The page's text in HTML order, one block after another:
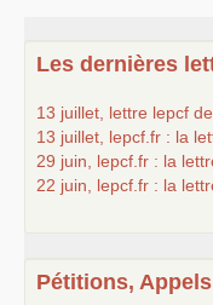
Les dernières
13 juillet, lettre lepcf
13 juillet, lepcf.fr : la
29 juin, lepcf.fr : la
22 juin, lepcf.fr : la
Pétitions, Appels